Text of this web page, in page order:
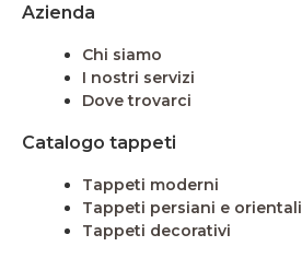
Azienda
Chi siamo
I nostri servizi
Dove trovarci
Catalogo tappeti
Tappeti moderni
Tappeti persiani e orientali
Tappeti decorativi